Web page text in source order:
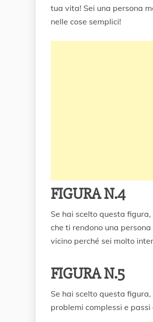
tua vita! Sei una persona
nelle cose semplici!
FIGURA N.4
Se hai scelto questa
che ti rendono una
vicino perché sei molto
FIGURA N.5
Se hai scelto questa
problemi complessi e